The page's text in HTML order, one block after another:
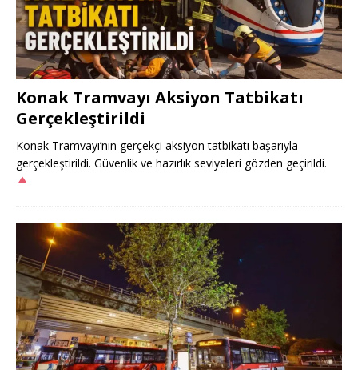
Konak Tramvayı Aksiyon Tatbikatı
Gerçekleştirildi
Konak Tramvayı’nın gerçekçi aksiyon tatbikatı başarıyla
gerçekleştirildi. Güvenlik ve hazırlık seviyeleri gözden geçirildi.